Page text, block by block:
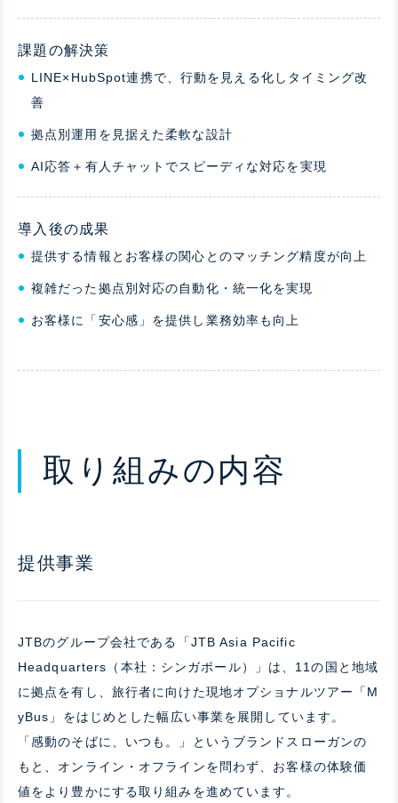
課題の解決策
LINE×HubSpot連携で、行動を見える化しタイミング改
善
拠点別運用を見据えた柔軟な設計
AI応答＋有人チャットでスピーディな対応を実現
導入後の成果
提供する情報とお客様の関心とのマッチング精度が向上
複雑だった拠点別対応の自動化・統一化を実現
お客様に「安心感」を提供し業務効率も向上
取り組みの内容
提供事業
JTBのグループ会社である「JTB Asia Pacific
Headquarters （本社：シンガポール）」は、 11の国 と地域
に拠点を有し、旅行者に向けた現地オプショナルツアー「 M
yBus 」をはじめとした幅広い事業を展開しています。
「感動のそばに、いつも。」というブランドスローガンの
もと、 オンライン・オフラインを問わず、 お客様の体験価
値をより豊かにする取り組みを進めています。